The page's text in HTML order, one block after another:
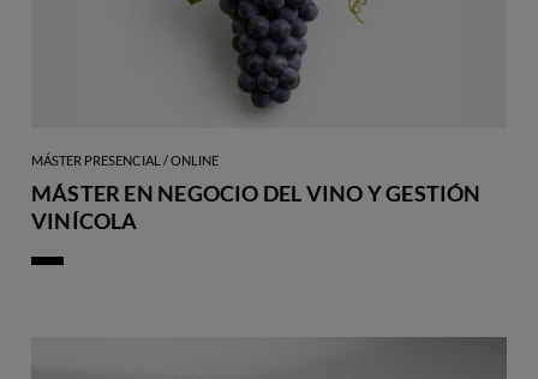
MÁSTER PRESENCIAL / ONLINE
MÁSTER EN NEGOCIO DEL VINO Y GESTIÓN
VINÍCOLA